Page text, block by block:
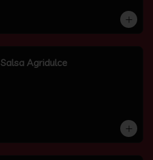
Salsa Agridulce